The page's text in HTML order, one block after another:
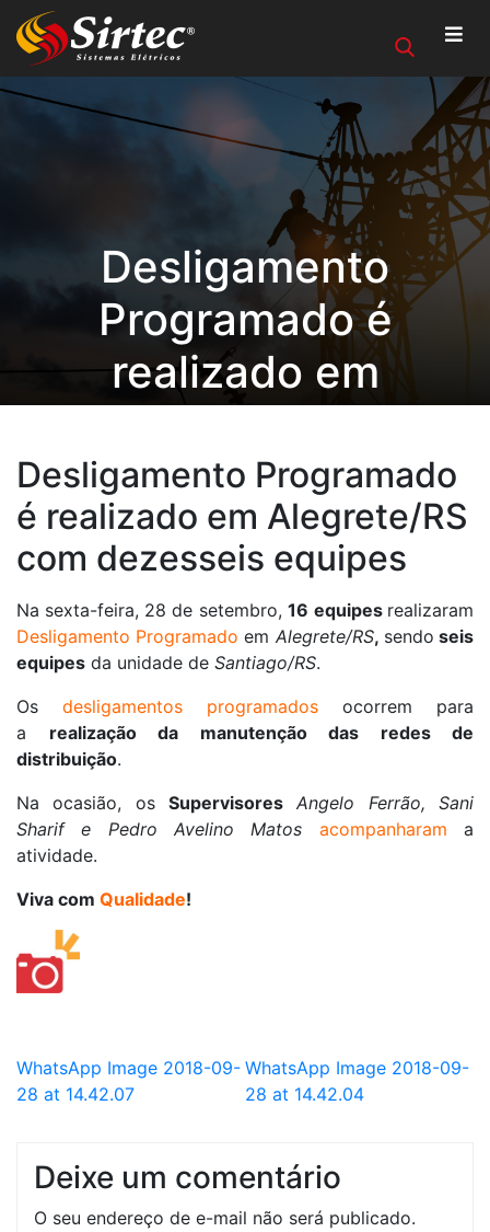
Desligamento
Programado é
realizado em
dezesseis equipes
Desligamento Programado
é realizado em Alegrete/RS
com dezesseis equipes
Na sexta-feira, 28 de setembro, 16 equipes realizaram
Desligamento Programado em Alegrete/RS, sendo seis
equipes da unidade de Santiago/RS.
Os desligamentos programados ocorrem para
a realização da manutenção das redes de
distribuição.
Na ocasião, os Supervisores
Angelo Ferrão, Sani
Sharif e Pedro Avelino Matos
acompanharam a
atividade.
Viva com Qualidade!
WhatsApp Image 2018-09-
28 at 14.42.07
WhatsApp Image 2018-09-
28 at 14.42.04
Deixe um comentário
O seu endereço de e-mail não será publicado.